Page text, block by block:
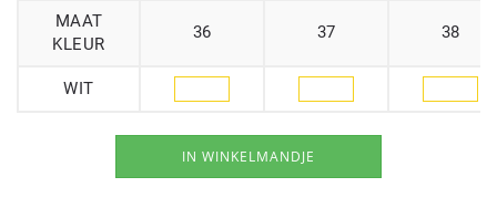
MAAT
KLEUR
36 37 38
WIT